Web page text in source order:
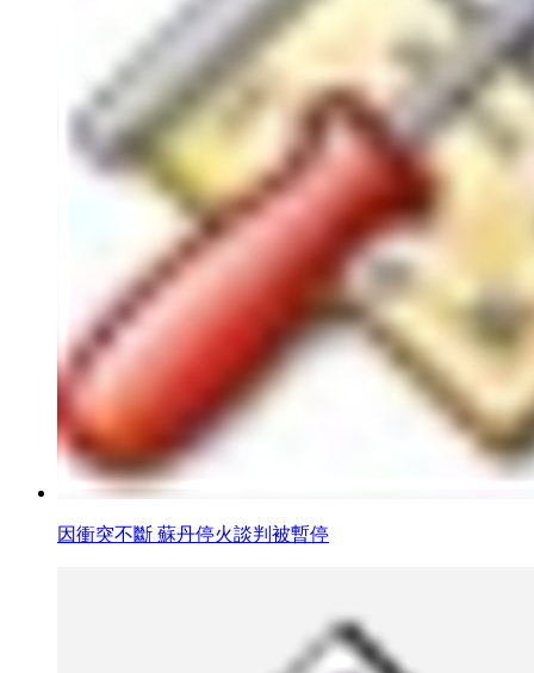
因衝突不斷 蘇丹停火談判被暫停